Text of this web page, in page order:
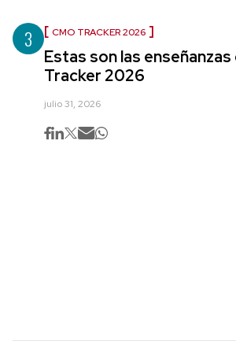
3 CMO TRACKER 2026
Estas son las enseñanzas
Tracker 2026
julio 31, 2026